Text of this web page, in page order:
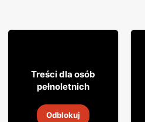
799
Drink Captain Morgan
Treści dla osób
pełnoletnich
Odblokuj